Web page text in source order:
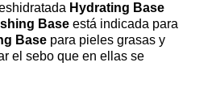
Hydrating Base
Base está indicada para
Base para pieles grasas y
el sebo que en ellas se